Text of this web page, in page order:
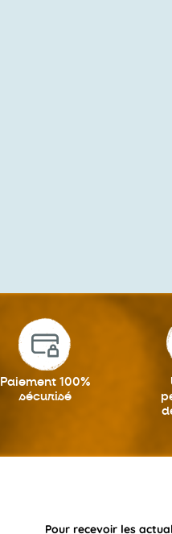
Paiement 100%
sécurisé
Pour recevoir les